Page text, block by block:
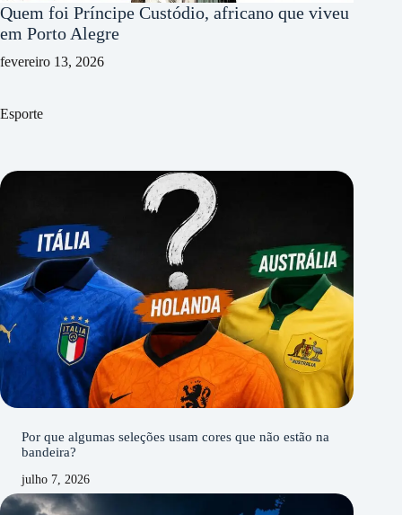
Quem foi Príncipe Custódio, africano que viveu
em Porto Alegre
fevereiro 13, 2026
Esporte
Por que algumas seleções usam cores que não estão na
bandeira?
julho 7, 2026